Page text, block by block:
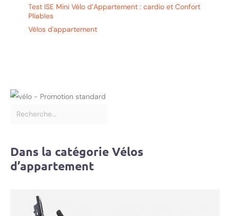
Test ISE Mini Vélo d’Appartement : cardio et Confort
Pliables
Vélos d'appartement
Dans la catégorie Vélos
d’appartement